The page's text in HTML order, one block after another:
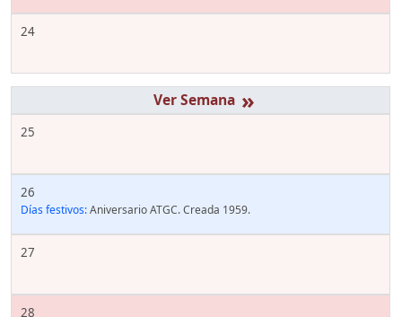
24
»
25
26
Días festivos:Aniversario ATGC. Creada 1959.
27
28